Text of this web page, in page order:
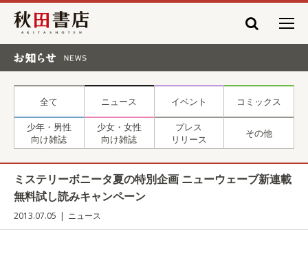
秋田書店
全て ニュース イベント コミックス
少年・男性
向け雑誌
少女・女性
向け雑誌
プレス
リリース
その他
ミステリーボニータ夏の特別企画 ニューウェーブ新連載
無料試し読みキャンペーン
2013.07.05 ニュース